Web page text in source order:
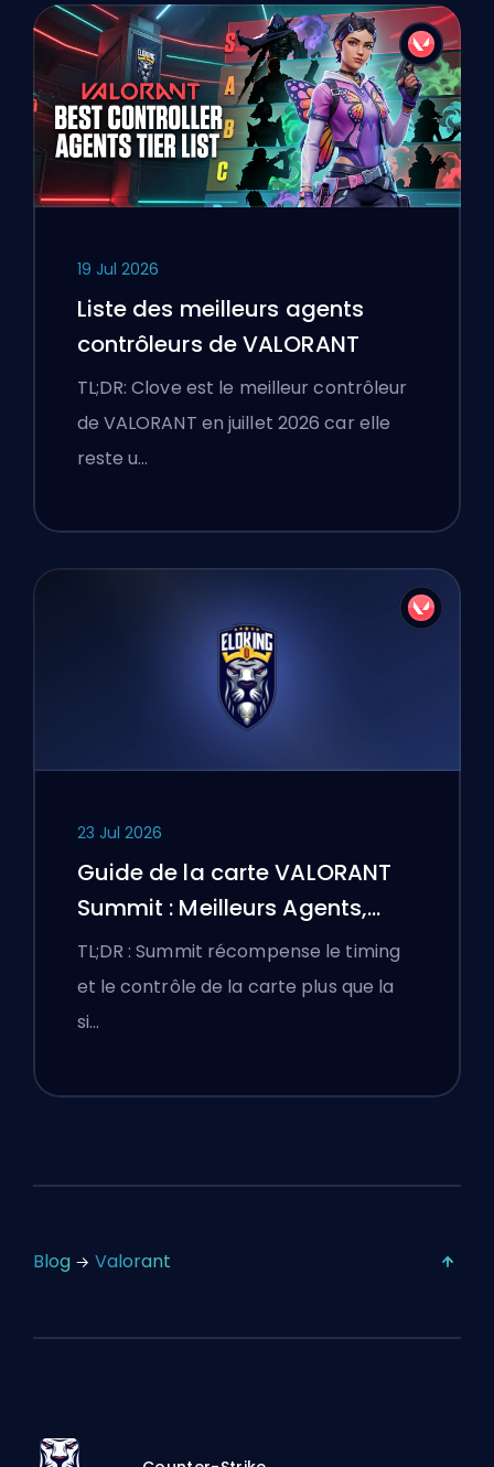
19 Jul 2026
Liste des meilleurs agents
contrôleurs de VALORANT
TL;DR: Clove est le meilleur contrôleur
de VALORANT en juillet 2026 car elle
reste u…
23 Jul 2026
Guide de la carte VALORANT
Summit : Meilleurs Agents,
Callouts et Fumigènes
TL;DR : Summit récompense le timing
et le contrôle de la carte plus que la
si…
Blog Valorant